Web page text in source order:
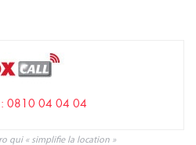
: 0810 04 04 04
qui « simplifie la location »